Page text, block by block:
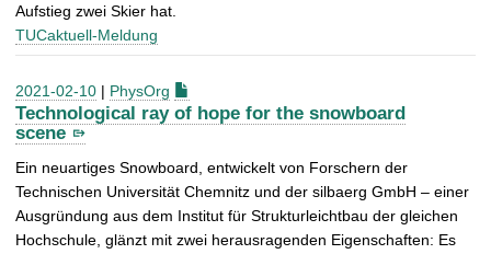
Aufstieg zwei Skier hat.
TUCaktuell-Meldung
2021-02-10 | PhysOrg
Technological ray of hope for the snowboard
scene
Ein neuartiges Snowboard, entwickelt von Forschern der
Technischen Universität Chemnitz und der silbaerg GmbH – einer
Ausgründung aus dem Institut für Strukturleichtbau der gleichen
Hochschule, glänzt mit zwei herausragenden Eigenschaften: Es